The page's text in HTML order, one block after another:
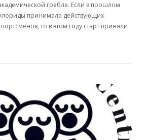
гребле. Если в прошлом
принимала действующих
то в этом году старт приняли